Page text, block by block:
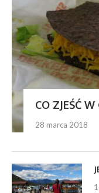
CO ZJEŚĆ
28 marca 2018